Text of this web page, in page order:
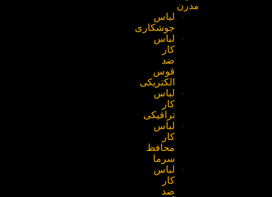
مدرن
لباس
جوشکاری
لباس
کار
ضد
قوس
الکتریکی
لباس
کار
ترافیکی
لباس
کار
محافظ
سرما
لباس
کار
ضد